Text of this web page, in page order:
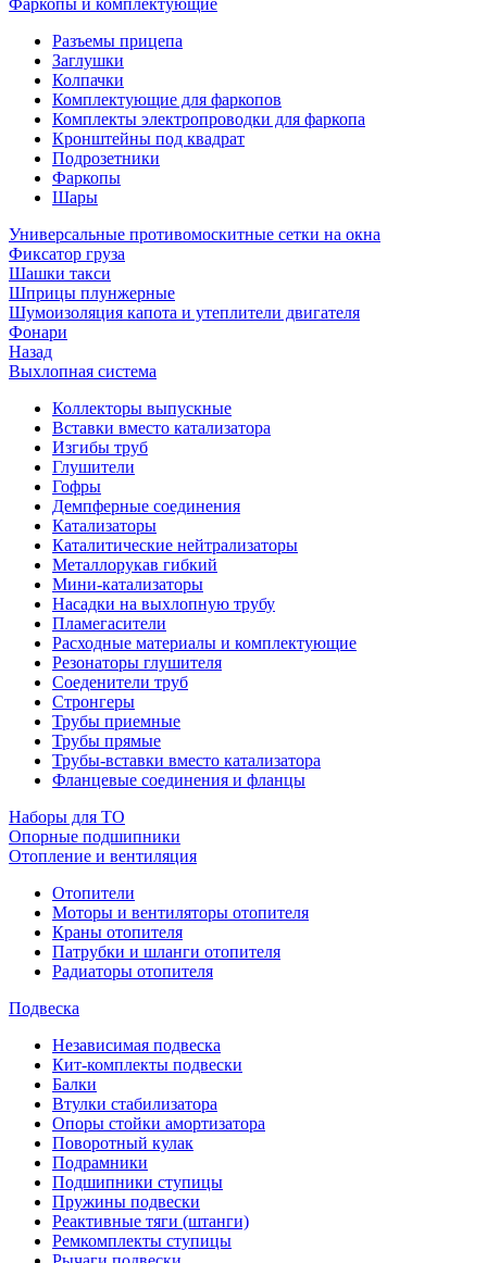
Фаркопы и комплектующие
Разъемы прицепа
Заглушки
Колпачки
Комплектующие для фаркопов
Комплекты электропроводки для фаркопа
Кронштейны под квадрат
Подрозетники
Фаркопы
Шары
Универсальные противомоскитные сетки на окна
Фиксатор груза
Шашки такси
Шприцы плунжерные
Шумоизоляция капота и утеплители двигателя
Фонари
Назад
Выхлопная система
Коллекторы выпускные
Вставки вместо катализатора
Изгибы труб
Глушители
Гофры
Демпферные соединения
Катализаторы
Каталитические нейтрализаторы
Металлорукав гибкий
Мини-катализаторы
Насадки на выхлопную трубу
Пламегасители
Расходные материалы и комплектующие
Резонаторы глушителя
Соеденители труб
Стронгеры
Трубы приемные
Трубы прямые
Трубы-вставки вместо катализатора
Фланцевые соединения и фланцы
Наборы для ТО
Опорные подшипники
Отопление и вентиляция
Отопители
Моторы и вентиляторы отопителя
Краны отопителя
Патрубки и шланги отопителя
Радиаторы отопителя
Подвеска
Независимая подвеска
Кит-комплекты подвески
Балки
Втулки стабилизатора
Опоры стойки амортизатора
Поворотный кулак
Подрамники
Подшипники ступицы
Пружины подвески
Реактивные тяги (штанги)
Ремкомплекты ступицы